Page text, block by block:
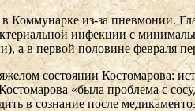
Коммунарке из-за пневмонии.
инфекции с
а в первой половине февраля
состоянии Костомарова:
«была проблема с
в сознание после